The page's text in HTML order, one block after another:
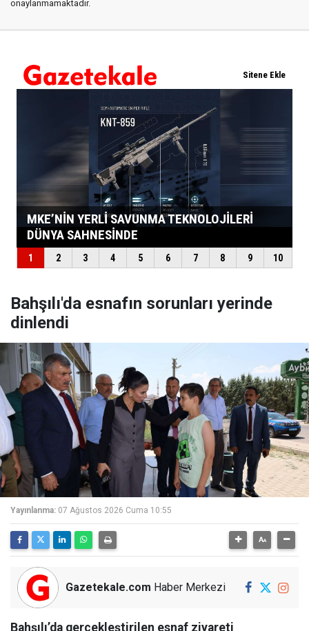
onaylanmamaktadır.
Bahşılı'da esnafın sorunları yerinde
dinlendi
Yayınlanma: 07 Ağustos 2026 Cuma 10:55
Gazetekale.com Haber Merkezi
Bahşılı’da gerçekleştirilen esnaf ziyareti